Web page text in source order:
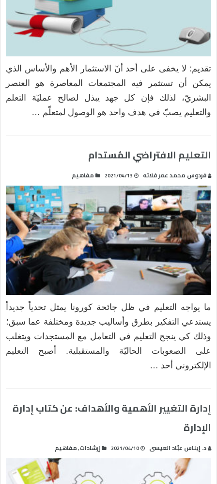
تقديم: لا یخفى على أحد أنّ الاستثمار الأھم والأساس الذي
يمكن أن تستثمر فيه المجتمعات المعاصرة ھو العنصر
البشريّ، لذلك فإن كل جهد یبذل لصالح عملیّة التعلم
والتعلیم یصبّ في ھدف واحد هو الوصول لمتعلّم …
التعليم الافتراضي المُستدام
فردوس محمد عمر فلاته 2021/04/13 مفاهيم
ما يواجه التعليم في ظل جائحة كورونا يمثل تحدياً جديداً
يستدعي التفكير بطرق وأساليب جديدة ومختلفة عما سبق؛
وذلك كي ينجح التعليم في التعامل مع المستجدات ويتغلب
على الصعوبات الحاليّة والمستقبلية. أصبح التعليم
الإلكتروني أحد …
إدارة التغيير الأهمية والأهداف: عن كتاب إدارة
الإدارة
د. إيناس عبّاد العيسى 2021/04/10 إرشادات,مفاهيم